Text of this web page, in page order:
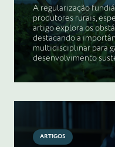
A regularização
produtores rurais,
artigo explora os
destacando a
multidisciplinar para
desenvolvimento
ARTIGOS